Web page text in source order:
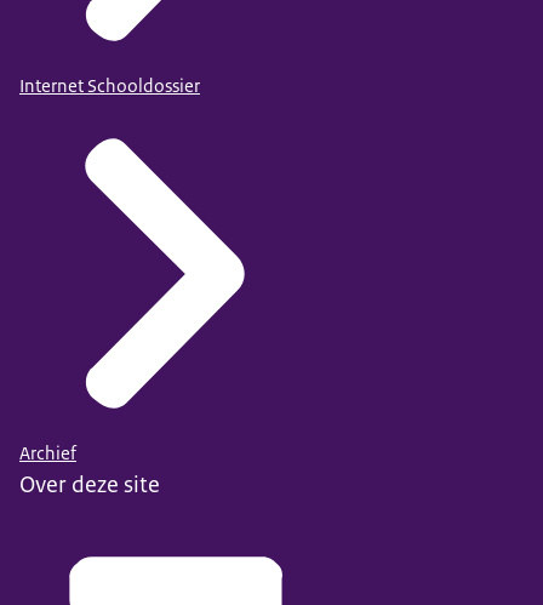
Internet Schooldossier
Archief
Over deze site